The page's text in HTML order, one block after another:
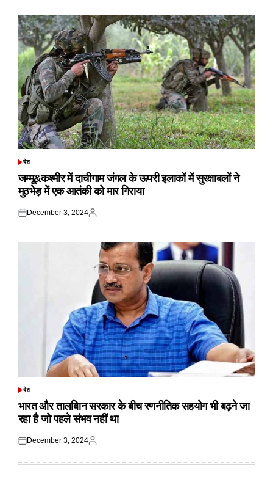
POSTED
देश
जम्मू&कश्मीर में दाचीगाम जंगल के ऊपरी इलाकों में सुरक्षाबलों ने
मुठभेड़ में एक आतंकी को मार गिराया
Posted
December 3, 2024
Posted
POSTED
देश
भारत और तालबिान सरकार के बीच रणनीतिक सहयोग भी बढ़ने जा
रहा है जो पहले संभव नहीं था
Posted
December 3, 2024
Posted